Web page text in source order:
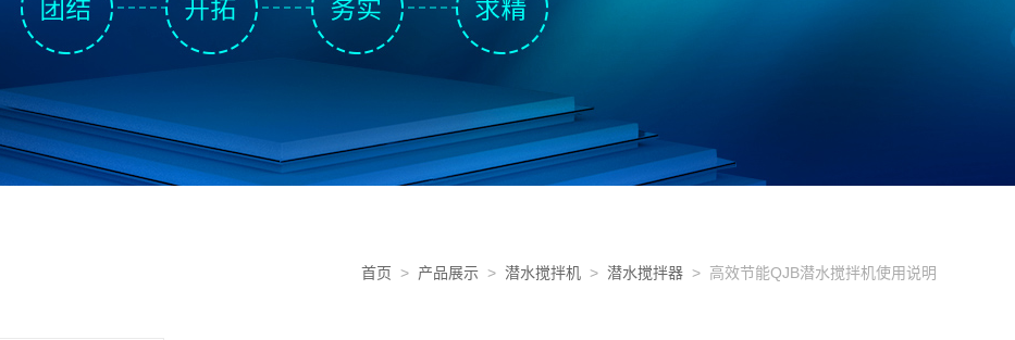
首页 > 产品展示 > 潜水搅拌机 > 潜水搅拌器 > 高效节能QJB潜水搅拌机使用说明